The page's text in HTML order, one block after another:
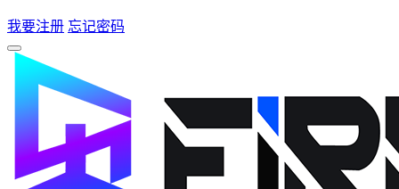
我要注册 忘记密码